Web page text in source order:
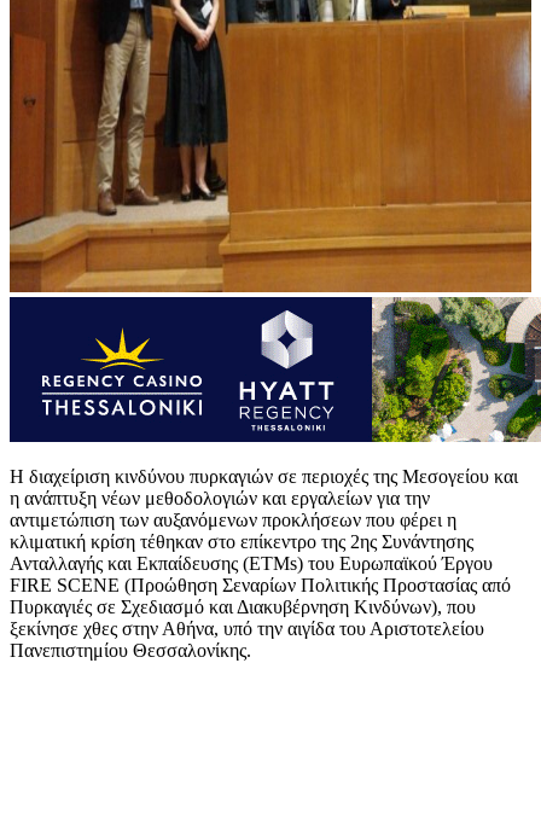
Η διαχείριση κινδύνου πυρκαγιών σε περιοχές της Μεσογείου και
η ανάπτυξη νέων μεθοδολογιών και εργαλείων για την
αντιμετώπιση των αυξανόμενων προκλήσεων που φέρει η
κλιματική κρίση τέθηκαν στο επίκεντρο της 2ης Συνάντησης
Ανταλλαγής και Εκπαίδευσης (ETMs) του Ευρωπαϊκού Έργου
FIRE SCENE (Προώθηση Σεναρίων Πολιτικής Προστασίας από
Πυρκαγιές σε Σχεδιασμό και Διακυβέρνηση Κινδύνων), που
ξεκίνησε χθες στην Αθήνα, υπό την αιγίδα του Αριστοτελείου
Πανεπιστημίου Θεσσαλονίκης.